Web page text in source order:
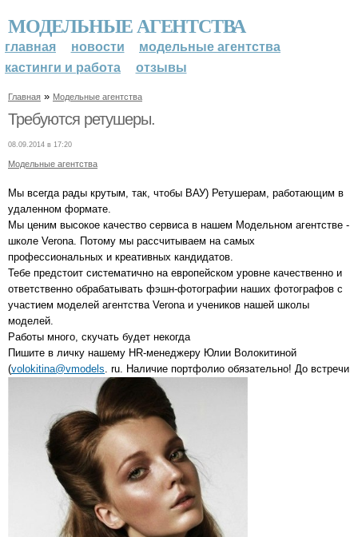
МОДЕЛЬНЫЕ АГЕНТСТВА
главная новости
модельные агентства
кастинги и работа
отзывы
Главная » Модельные агентства
Требуются ретушеры.
08.09.2014 в 17:20
Модельные агентства
Мы всегда рады крутым, так, чтобы ВАУ) Ретушерам, работающим в
удаленном формате.
Мы ценим высокое качество сервиса в нашем Модельном агентстве -
школе Veronа. Потому мы рассчитываем на самых
профессиональных и креативных кандидатов.
Тебе предстоит систематично на европейском уровне качественно и
ответственно обрабатывать фэшн-фотографии наших фотографов с
участием моделей агентства Verona и учеников нашей школы
моделей.
Работы много, скучать будет некогда
Пишите в личку нашему HR-менеджеру Юлии Волокитиной
(volokitina@vmodels . ru. Наличие портфолио обязательно! До встречи